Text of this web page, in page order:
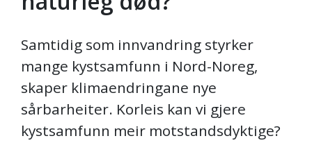
Samtidig som innvandring styrker
mange kystsamfunn i Nord-Noreg,
skaper klimaendringane nye
sårbarheiter. Korleis kan vi gjere
kystsamfunn meir motstandsdyktige?